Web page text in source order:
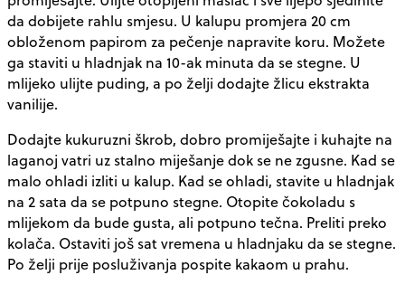
da dobijete rahlu smjesu. U kalupu promjera 20 cm
obloženom papirom za pečenje napravite koru. Možete
ga staviti u hladnjak na 10-ak minuta da se stegne. U
mlijeko ulijte puding, a po želji dodajte žlicu ekstrakta
vanilije.
Dodajte kukuruzni škrob, dobro promiješajte i kuhajte na
laganoj vatri uz stalno miješanje dok se ne zgusne. Kad se
malo ohladi izliti u kalup. Kad se ohladi, stavite u hladnjak
na 2 sata da se potpuno stegne. Otopite čokoladu s
mlijekom da bude gusta, ali potpuno tečna. Preliti preko
kolača. Ostaviti još sat vremena u hladnjaku da se stegne.
Po želji prije posluživanja pospite kakaom u prahu.